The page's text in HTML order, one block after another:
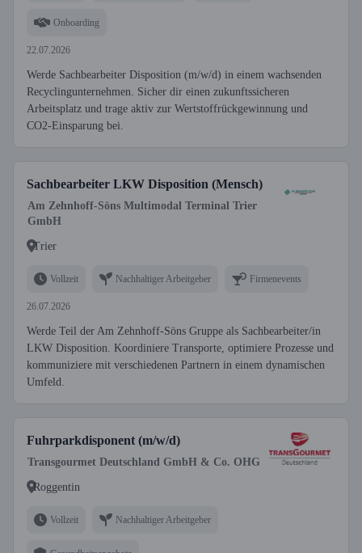
Onboarding
22.07.2026
Werde Sachbearbeiter Disposition (m/w/d) in einem wachsenden
Recyclingunternehmen. Sicher dir einen zukunftssicheren
Arbeitsplatz und trage aktiv zur Wertstoffrückgewinnung und
CO2-Einsparung bei.
Sachbearbeiter LKW Disposition (Mensch)
Am Zehnhoff-Söns Multimodal Terminal Trier
GmbH
Trier
Vollzeit Nachhaltiger Arbeitgeber Firmenevents
26.07.2026
Werde Teil der Am Zehnhoff-Söns Gruppe als Sachbearbeiter/in
LKW Disposition. Koordiniere Transporte, optimiere Prozesse und
kommuniziere mit verschiedenen Partnern in einem dynamischen
Umfeld.
Fuhrparkdisponent (m/w/d)
Transgourmet Deutschland GmbH & Co. OHG
Roggentin
Vollzeit Nachhaltiger Arbeitgeber